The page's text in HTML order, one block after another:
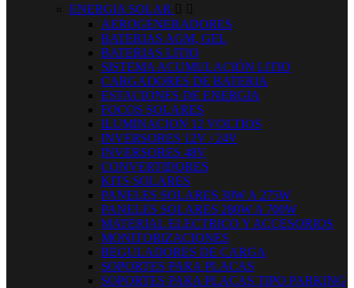
ENERGIA SOLAR  
AEROGENERADORES
BATERIAS AGM, GEL
BATERIAS LITIO
SISTEMA ACUMULACIÓN LITIO
CARGADORES DE BATERIA
ESTACIONES DE ENERGIA
FOCOS SOLARES
ILUMINACION 12 VOLTIOS
INVERSORES 12V / 24V
INVERSORES 48V
CONVERTIDORES
KITS SOLARES
PANELES SOLARES 30W A 275W
PANELES SOLARES 280W A 700W
MATERIAL ELECTRICO Y ACCESORIOS
MONITORIZACIONES
REGULADORES DE CARGA
SOPORTES PARA PLACAS
SOPORTES PARA PLACAS TIPO PARKING